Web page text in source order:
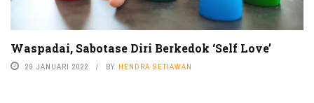
Waspadai, Sabotase Diri Berkedok ‘Self Love’
29 JANUARI 2022 BY HENDRA SETIAWAN